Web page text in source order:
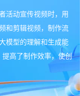
活动宣传视频时，用
和剪辑视频，制作流
模型的理解和生成能
高了制作效率，使创